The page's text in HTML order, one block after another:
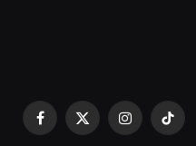
Facebook
X
Instagram
TikTok